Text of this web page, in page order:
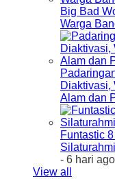
Big Bad
Warga
Diaktivasi,
Alam dan
Funtastic
- 6 hari ago
View all